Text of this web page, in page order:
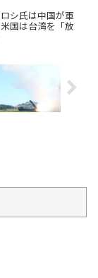
す。まずは記事
シ氏は中国が軍
国は台湾を「放